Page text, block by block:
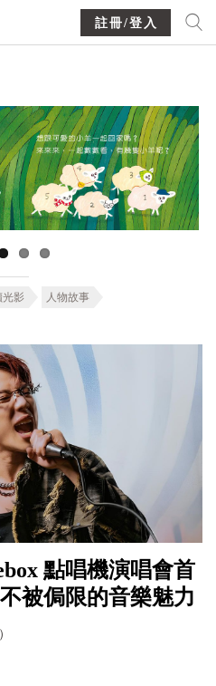
註冊/登入
光影 人物故事
點唱機演唱會首
被侷限的音樂魅力